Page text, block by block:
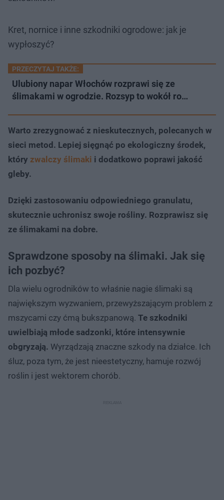
Kret, nornice i inne szkodniki ogrodowe: jak je
wypłoszyć?
PRZECZYTAJ TAKŻE:
Ulubiony napar Włochów rozprawi się ze
ślimakami w ogrodzie. Rozsyp to wokół ro…
Warto zrezygnować z nieskutecznych, polecanych w
sieci metod. Lepiej sięgnąć po ekologiczny środek,
który zwalczy ślimaki i dodatkowo poprawi jakość
gleby.
Dzięki zastosowaniu odpowiedniego granulatu,
skutecznie uchronisz swoje rośliny. Rozprawisz się
ze ślimakami na dobre.
Sprawdzone sposoby na ślimaki. Jak się
ich pozbyć?
Dla wielu ogrodników to właśnie nagie ślimaki są
największym wyzwaniem, przewyższającym problem z
mszycami czy ćmą bukszpanową. Te szkodniki
uwielbiają młode sadzonki, które intensywnie
obgryzają. Wyrządzają znaczne szkody na działce. Ich
śluz, poza tym, że jest nieestetyczny, hamuje rozwój
roślin i jest wektorem chorób.